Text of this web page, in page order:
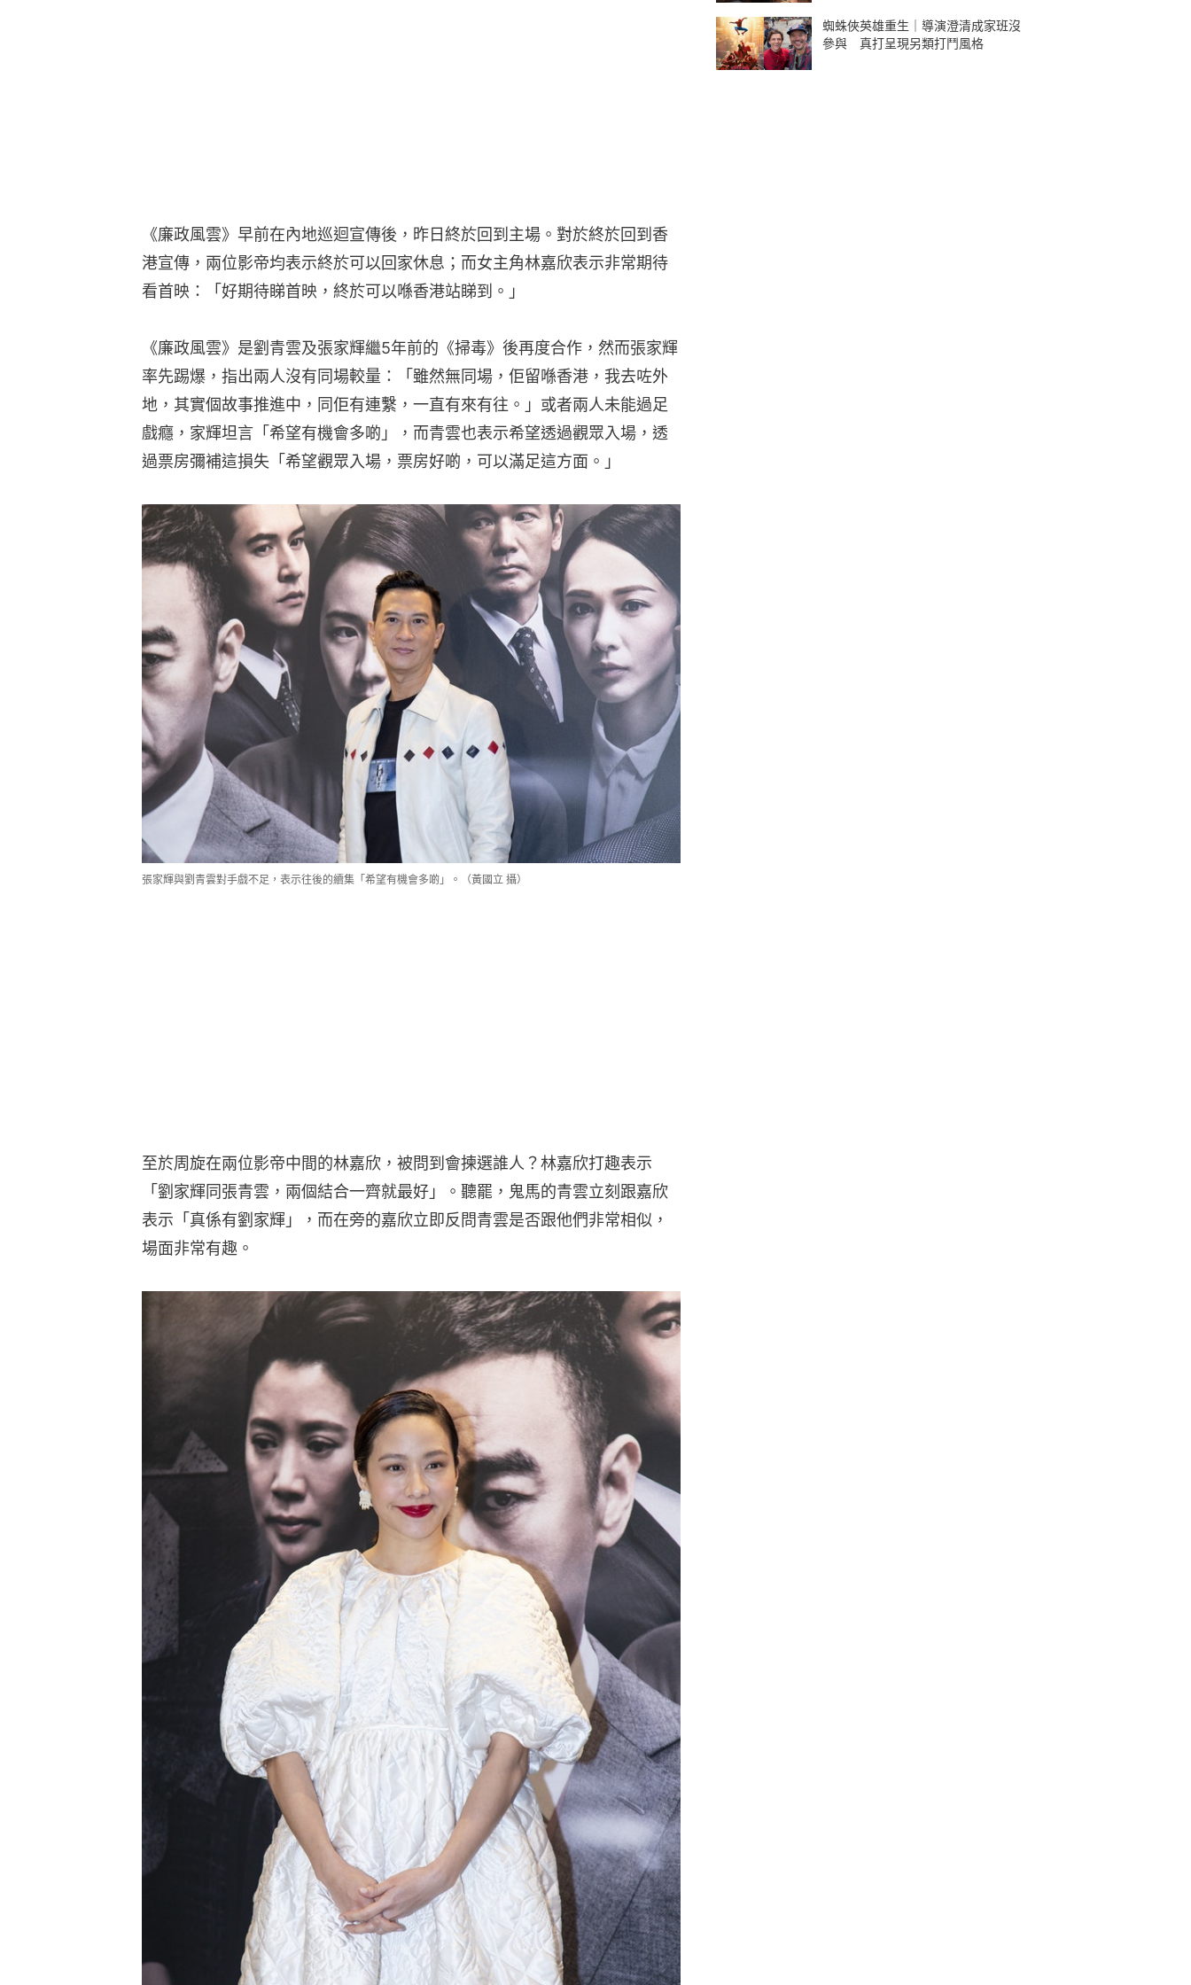
《廉政風雲》早前在內地巡迴宣傳後，昨日終於回到主場。對於終於回到香
港宣傳，兩位影帝均表示終於可以回家休息；而女主角林嘉欣表示非常期待
看首映：「好期待睇首映，終於可以喺香港站睇到。」
《廉政風雲》是劉青雲及張家輝繼5年前的《掃毒》後再度合作，然而張家輝
率先踢爆，指出兩人沒有同場較量：「雖然無同場，佢留喺香港，我去咗外
地，其實個故事推進中，同佢有連繫，一直有來有往。」或者兩人未能過足
戲癮，家輝坦言「希望有機會多啲」，而青雲也表示希望透過觀眾入場，透
過票房彌補這損失「希望觀眾入場，票房好啲，可以滿足這方面。」
張家輝與劉青雲對手戲不足，表示往後的續集「希望有機會多啲」。（黃國立 攝）
至於周旋在兩位影帝中間的林嘉欣，被問到會揀選誰人？林嘉欣打趣表示
「劉家輝同張青雲，兩個結合一齊就最好」。聽罷，鬼馬的青雲立刻跟嘉欣
表示「真係有劉家輝」，而在旁的嘉欣立即反問青雲是否跟他們非常相似，
場面非常有趣。
蜘蛛俠英雄重生｜導演澄清成家班沒
參與 真打呈現另類打鬥風格